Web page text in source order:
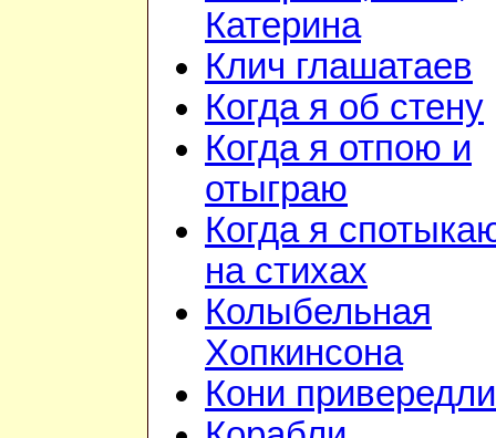
Катерина
Клич глашатаев
Когда я об стену
Когда я отпою и
отыграю
Когда я
на стихах
Колыбельная
Хопкинсона
Кони